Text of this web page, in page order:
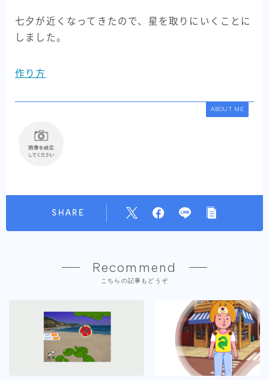
七夕が近くなってきたので、星を取りにいくことに
しました。
作り方
ABOUT ME
SHARE
Recommend
こちらの記事もどうぞ